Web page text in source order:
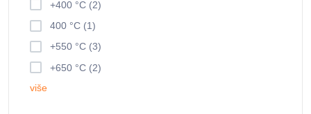
+400 °C (2)
400 °C (1)
+550 °C (3)
+650 °C (2)
više